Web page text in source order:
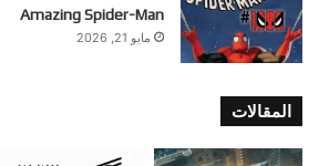
Amazing Spider-Man
مايو 21, 2026
المقالات